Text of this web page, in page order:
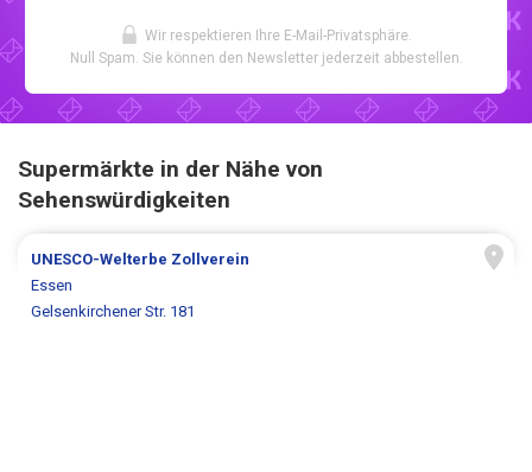
Wir respektieren Ihre E-Mail-Privatsphäre.
Null Spam. Sie können den Newsletter jederzeit abbestellen.
Supermärkte in der Nähe von
Sehenswürdigkeiten
UNESCO-Welterbe Zollverein
Essen
Gelsenkirchener Str. 181